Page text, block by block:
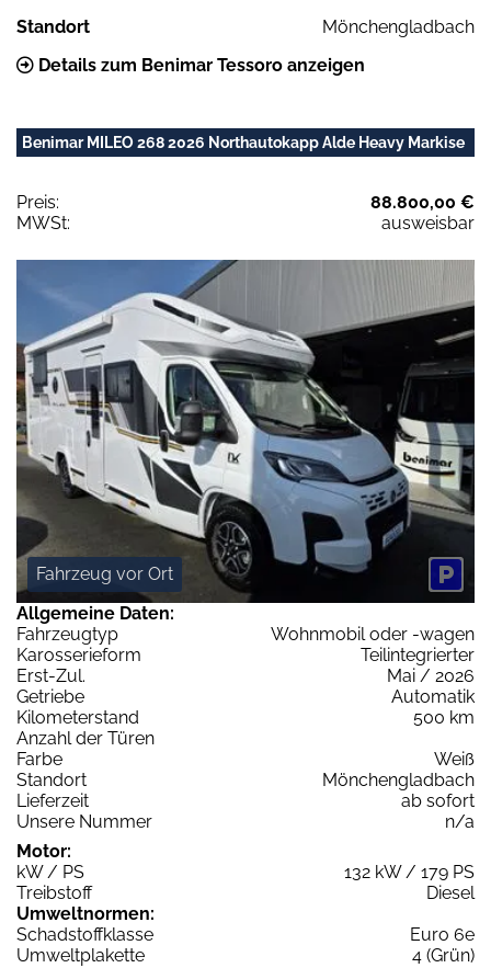
Standort
Mönchengladbach
Details zum Benimar Tessoro anzeigen
Benimar MILEO 268 2026 Northautokapp Alde Heavy Markise
Preis:
88.800,00 €
MWSt:
ausweisbar
Fahrzeug vor Ort
Allgemeine Daten:
Fahrzeugtyp
Wohnmobil oder -wagen
Karosserieform
Teilintegrierter
Erst-Zul.
Mai / 2026
Getriebe
Automatik
Kilometerstand
500 km
Anzahl der Türen
Farbe
Weiß
Standort
Mönchengladbach
Lieferzeit
ab sofort
Unsere Nummer
n/a
Motor:
kW / PS
132 kW / 179 PS
Treibstoff
Diesel
Umweltnormen:
Schadstoffklasse
Euro 6e
Umweltplakette
4 (Grün)